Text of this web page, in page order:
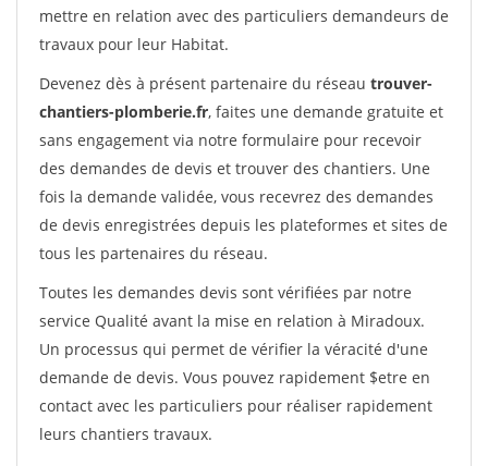
mettre en relation avec des particuliers demandeurs de
travaux pour leur Habitat.
Devenez dès à présent partenaire du réseau trouver-
chantiers-plomberie.fr, faites une demande gratuite et
sans engagement via notre formulaire pour recevoir
des demandes de devis et trouver des chantiers. Une
fois la demande validée, vous recevrez des demandes
de devis enregistrées depuis les plateformes et sites de
tous les partenaires du réseau.
Toutes les demandes devis sont vérifiées par notre
service Qualité avant la mise en relation à Miradoux.
Un processus qui permet de vérifier la véracité d'une
demande de devis. Vous pouvez rapidement $etre en
contact avec les particuliers pour réaliser rapidement
leurs chantiers travaux.